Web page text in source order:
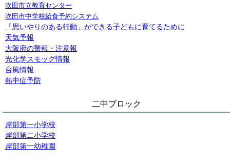
吹田市立教育センター
吹田市中学校給食予約システム
「思いやりのある行動」ができる子どもに育てるために
天気予報
大阪府の警報・注意報
光化学スモッグ情報
台風情報
熱中症予防
二中ブロック
岸部第一小学校
岸部第二小学校
岸部第一幼稚園